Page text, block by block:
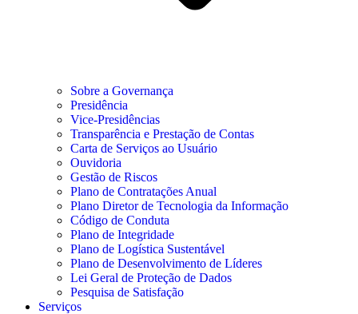
Sobre a Governança
Presidência
Vice-Presidências
Transparência e Prestação de Contas
Carta de Serviços ao Usuário
Ouvidoria
Gestão de Riscos
Plano de Contratações Anual
Plano Diretor de Tecnologia da Informação
Código de Conduta
Plano de Integridade
Plano de Logística Sustentável
Plano de Desenvolvimento de Líderes
Lei Geral de Proteção de Dados
Pesquisa de Satisfação
Serviços